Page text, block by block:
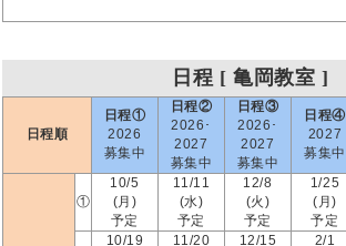
日程 [ 亀岡教室 ]
日程順
日程①
2026
募集中
日程②
2026･
2027
募集中
日程③
2026･
2027
募集中
日程④
2027
募集中
①
10/5
(月)
予定
11/11
(水)
予定
12/8
(火)
予定
1/25
(月)
予定
10/19
11/20
12/15
2/1